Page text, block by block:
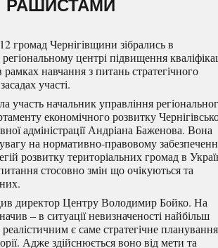
громад Чернігівщини зібрались в
центрі підвищення
рамках навчання з питань стратегічного
участі.
участь начальник управління
економічного розвитку
адміністрації Андріана Баженова. Вона
на нормативно-правовому
розвитку територіальних громад в
стосовно змін що очікуються та
директор Центру Володимир Бойко. На
– в ситуації невизначеності найбільш
є саме стратегічне планування
Адже здійснюється воно від мети та